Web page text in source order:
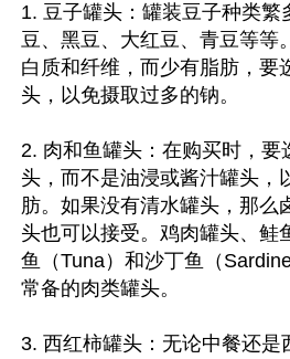
1. 豆子罐头：罐装豆子种类繁
豆、黑豆、大红豆、青豆等等
白质和纤维，而少有脂肪，要
头，以免摄取过多的钠。
2. 肉和鱼罐头：在购买时，要
头，而不是油浸或酱汁罐头，
肪。如果没有清水罐头，那么
头也可以接受。鸡肉罐头、鲑
鱼（Tuna）和沙丁鱼（
常备的肉类罐头。
3. 西红柿罐头：无论中餐还是